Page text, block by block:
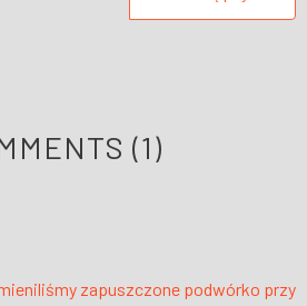
(1)
zapuszczone podwórko przy